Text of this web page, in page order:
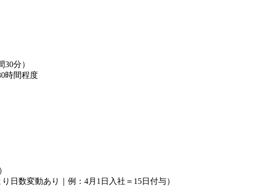
30分）
時間程度
日数変動あり｜例：4月1日入社＝15日付与）